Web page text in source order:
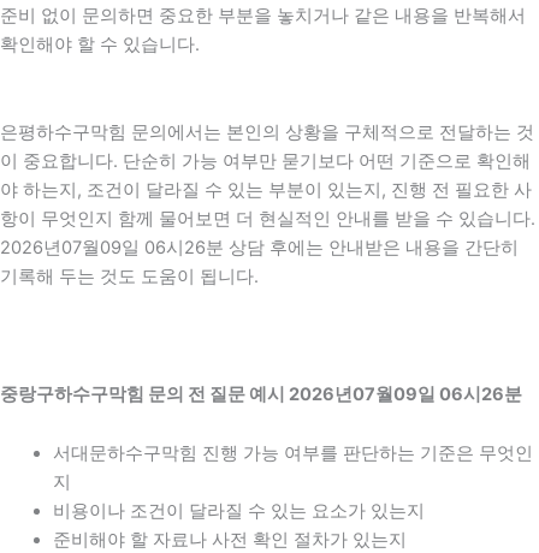
준비 없이 문의하면 중요한 부분을 놓치거나 같은 내용을 반복해서
확인해야 할 수 있습니다.
은평하수구막힘 문의에서는 본인의 상황을 구체적으로 전달하는 것
이 중요합니다. 단순히 가능 여부만 묻기보다 어떤 기준으로 확인해
야 하는지, 조건이 달라질 수 있는 부분이 있는지, 진행 전 필요한 사
항이 무엇인지 함께 물어보면 더 현실적인 안내를 받을 수 있습니다.
2026년07월09일 06시26분 상담 후에는 안내받은 내용을 간단히
기록해 두는 것도 도움이 됩니다.
중랑구하수구막힘 문의 전 질문 예시 2026년07월09일 06시26분
서대문하수구막힘 진행 가능 여부를 판단하는 기준은 무엇인
지
비용이나 조건이 달라질 수 있는 요소가 있는지
준비해야 할 자료나 사전 확인 절차가 있는지